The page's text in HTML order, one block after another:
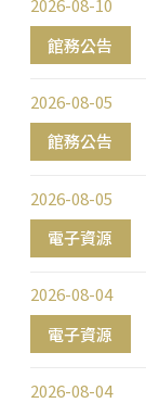
館務公告
2026-08-10
館務公告
2026-08-05
電子資源
2026-08-05
電子資源
2026-08-04
2026-08-04